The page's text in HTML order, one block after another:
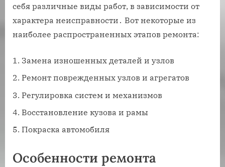
себя различные виды работ, в зависимости от
характера неисправности․ Вот некоторые из
наиболее распространенных этапов ремонта:
Замена изношенных деталей и узлов
Ремонт поврежденных узлов и агрегатов
Регулировка систем и механизмов
Восстановление кузова и рамы
Покраска автомобиля
Особенности ремонта